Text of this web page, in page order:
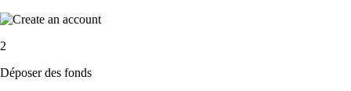
2
Déposer des fonds